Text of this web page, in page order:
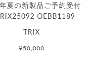
夏の新製品ご予約受付
OEBB1189
TRIX
¥50,000